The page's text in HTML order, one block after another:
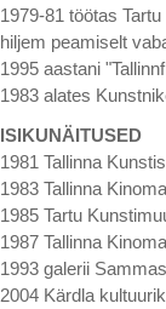
1979-81 töötas
hiljem peamiselt
1995 aastani
1983 alates
ISIKUNÄITUSED
1981 Tallinna
1983 Tallinna
1985 Tartu
1987 Tallinna
1993 galerii
2004 Kärdla